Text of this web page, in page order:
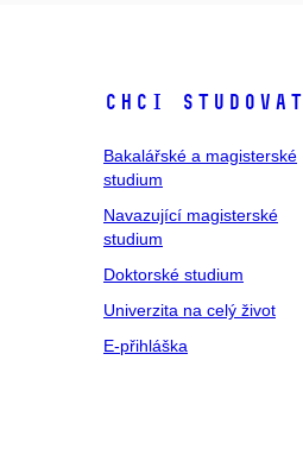
Chci studovat
Bakalářské a magisterské
studium
Navazující magisterské
studium
Doktorské studium
Univerzita na celý život
E-přihláška